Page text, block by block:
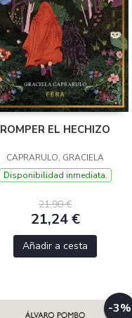
ROMPER EL HECHIZO
CAPRARULO, GRACIELA
Disponibilidad inmediata.
21,90 €
21,24 €
Añadir a cesta
-3%